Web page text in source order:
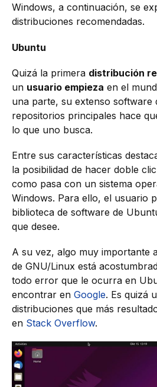
Windows, a continuación, se
distribuciones recomendadas.
Ubuntu
Quizá la primera distribución
un usuario empieza en el
una parte, su extenso software
repositorios principales hace
lo que uno busca.
Entre sus características
la posibilidad de hacer doble
como pasa con un sistema
Windows. Para ello, el usuario
biblioteca de software de
que desee.
A su vez, algo muy importante
de GNU/Linux está
todo error que le ocurra en
encontrar en Google. Es quizá
distribuciones que más
en Stack Overflow.